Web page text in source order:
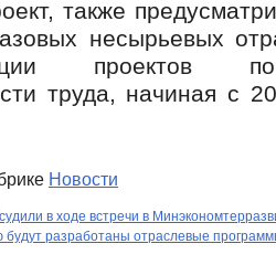
также
несырьевых
проектов
труда, начиная с
Новости
в ходе встречи в
разработаны отраслевые